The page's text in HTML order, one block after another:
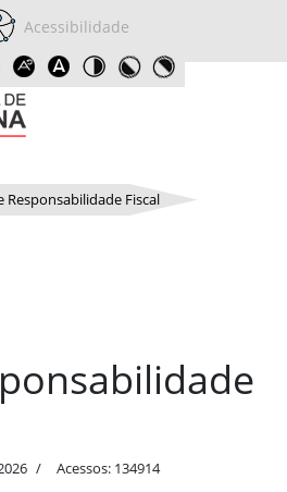
Acessibilidade
Responsabilidade Fiscal
Acessos: 134914